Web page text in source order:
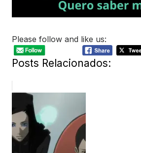
Please follow and like us:
Posts Relacionados: